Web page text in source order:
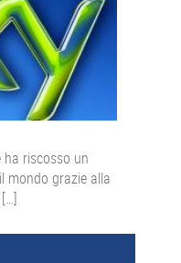
ha riscosso un
mondo grazie alla